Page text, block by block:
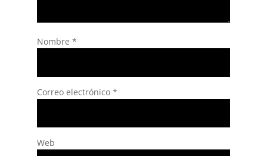
Nombre *
Correo electrónico *
Web